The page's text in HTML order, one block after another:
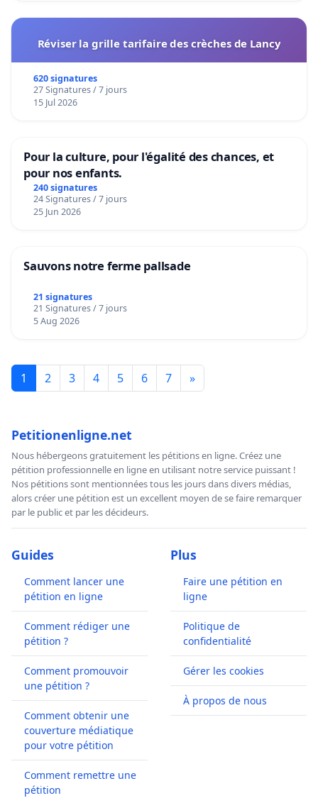
Réviser la grille tarifaire des crèches de Lancy
620 signatures
27 Signatures / 7 jours
15 Jul 2026
Pour la culture, pour l'égalité des chances, et
pour nos enfants.
240 signatures
24 Signatures / 7 jours
25 Jun 2026
Sauvons notre ferme pallsade
21 signatures
21 Signatures / 7 jours
5 Aug 2026
1 2 3 4 5 6 7 »
Petitionenligne.net
Nous hébergeons gratuitement les pétitions en ligne. Créez une
pétition professionnelle en ligne en utilisant notre service puissant !
Nos pétitions sont mentionnées tous les jours dans divers médias,
alors créer une pétition est un excellent moyen de se faire remarquer
par le public et par les décideurs.
Guides
Comment lancer une
pétition en ligne
Comment rédiger une
pétition ?
Comment promouvoir
une pétition ?
Comment obtenir une
couverture médiatique
pour votre pétition
Comment remettre une
pétition
Plus
Faire une pétition en
ligne
Politique de
confidentialité
Gérer les cookies
À propos de nous